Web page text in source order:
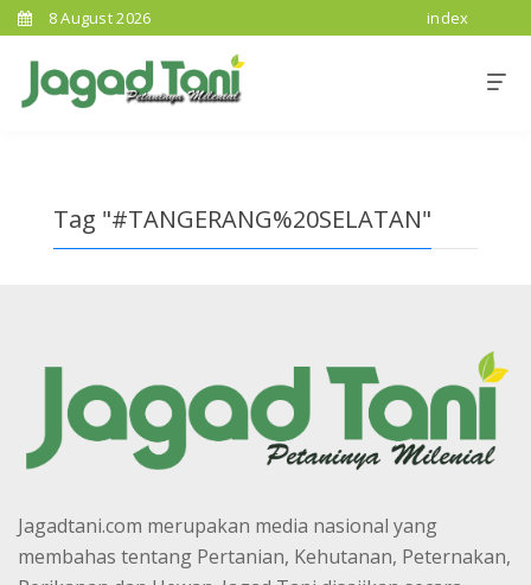
8 August 2026 index
Tag "#TANGERANG%20SELATAN"
Jagadtani.com merupakan media nasional yang
membahas tentang Pertanian, Kehutanan, Peternakan,